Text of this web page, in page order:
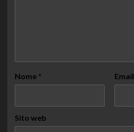
Nome * Email
Sito web